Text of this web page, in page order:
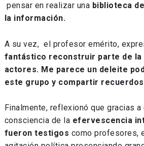
pensar en realizar una biblioteca
la información.
A su vez, el profesor emérito,
fantástico reconstruir parte de la
actores. Me parece un deleite
este grupo y compartir recuerdos
Finalmente, reflexionó que gracias
consciencia de la efervescencia
fueron testigos como profesores,